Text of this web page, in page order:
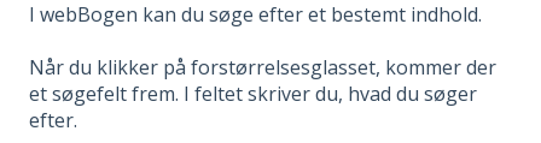
I webBogen kan du søge efter et bestemt indhold.
Når du klikker på forstørrelsesglasset, kommer der
et søgefelt frem. I feltet skriver du, hvad du søger
efter.